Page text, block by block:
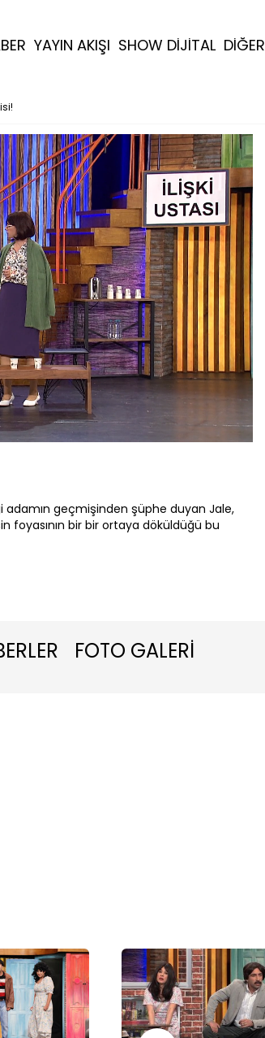
YAYIN AKIŞI SHOW DİJİTAL DİĞER
Oynatma
adamın geçmişinden şüphe duyan Jale,
foyasının bir bir ortaya döküldüğü bu
FOTO GALERİ